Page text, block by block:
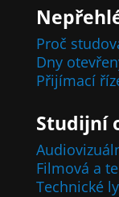
Proč
Dny
Přijímací
Studijní
Filmová a
Technické